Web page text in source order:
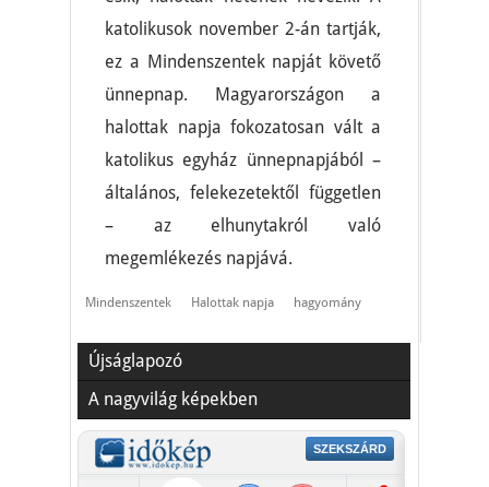
katolikusok november 2-án tartják,
ez a Mindenszentek napját követő
ünnepnap. Magyarországon a
halottak napja fokozatosan vált a
katolikus egyház ünnepnapjából –
általános, felekezetektől független
– az elhunytakról való
megemlékezés napjává.
Mindenszentek Halottak napja hagyomány
Újságlapozó
A nagyvilág képekben